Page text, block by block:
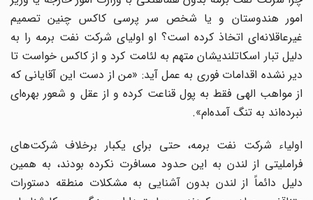
امور هندوستان و یا شخص سر پرسی کاکس چنین تصمیم
غیرعاقلانه‌ای اتخاذ کرده است؟ او اولیای شرکت نفت برمه را به
دلیل تبار اسکاتلندیشان متهم به لئامت کرد و از کاکس خواست تا
دیر نشده اقدامات فوری به عمل آید: «من از دست این آقایانی که
از مواهب الهی فقط به پول قناعت کرده و از عقل و شعور بهره‌ای
نبرده‌اند به تنگ آمده‌ام».
اولیاء شرکت نفت برمه، حتی برای یکبار برخلاف شرکت‌های
فراملیتی از لندن به این‌ حدود مسافرت نکرده بودند، به همین
دلیل دائماً از لندن بدون آشنایی به مشکلات منطقه دستورات